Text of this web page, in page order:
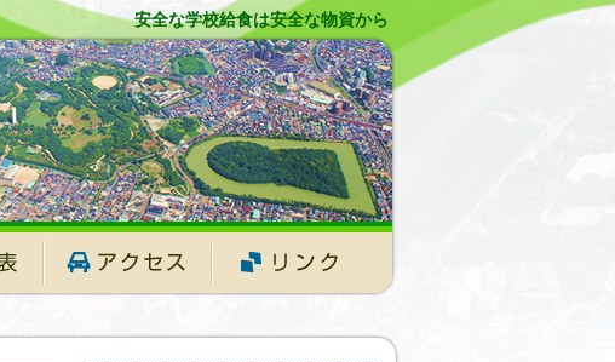
安全な学校給食は安全な物資から